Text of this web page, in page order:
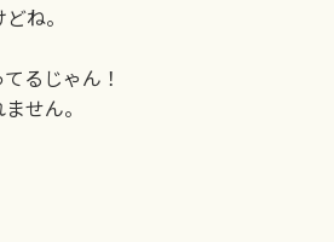
ね。
るじゃん！
せん。